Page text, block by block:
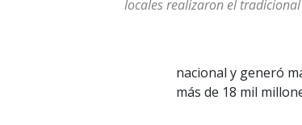
locales realizaron el
nacional y generó
más de 18 mil